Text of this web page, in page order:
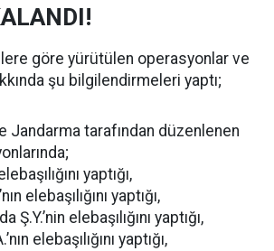
göre yürütülen operasyonlar ve
şu bilgilendirmeleri yaptı;
Jandarma tarafından düzenlenen
yaptığı,
elebaşılığını yaptığı,
Ş.Y.’nin elebaşılığını yaptığı,
elebaşılığını yaptığı,